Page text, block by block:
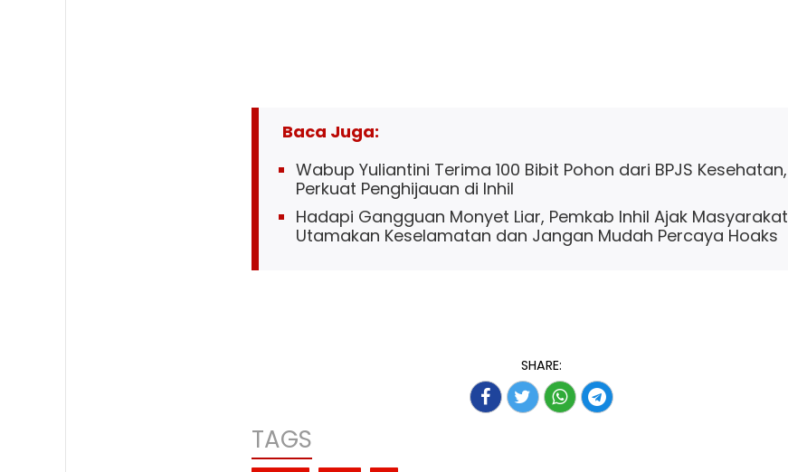
Baca Juga:
Wabup Yuliantini Terima 100 Bibit Pohon dari BPJS Kesehatan,
Perkuat Penghijauan di Inhil
Hadapi Gangguan Monyet Liar, Pemkab Inhil Ajak Masyarakat
Utamakan Keselamatan dan Jangan Mudah Percaya Hoaks
SHARE:
TAGS